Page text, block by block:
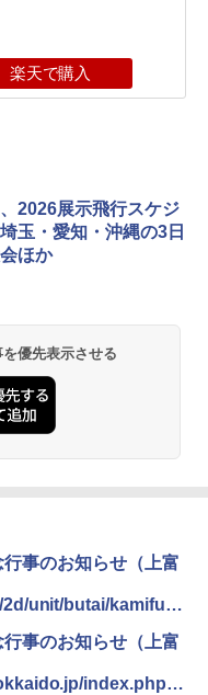
楽天で購入
2026展示飛行スケジ
玉・愛知・沖縄の3日
ほか
優先表示させる
事のお知らせ（上富
unit/butai/kamifu_s
事のお知らせ（上富
index.php?